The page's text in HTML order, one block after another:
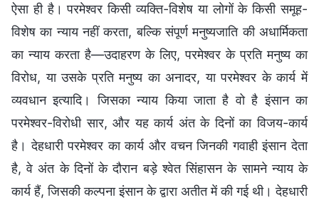
ऐसा ही है। परमेश्वर किसी व्यक्ति-विशेष या लोगों के किसी समूह-
विशेष का न्याय नहीं करता, बल्कि संपूर्ण मनुष्यजाति की अधार्मिकता
का न्याय करता है—उदाहरण के लिए, परमेश्वर के प्रति मनुष्य का
विरोध, या उसके प्रति मनुष्य का अनादर, या परमेश्वर के कार्य में
व्यवधान इत्यादि। जिसका न्याय किया जाता है वो है इंसान का
परमेश्वर-विरोधी सार, और यह कार्य अंत के दिनों का विजय-कार्य
है। देहधारी परमेश्वर का कार्य और वचन जिनकी गवाही इंसान देता
है, वे अंत के दिनों के दौरान बड़े श्वेत सिंहासन के सामने न्याय के
कार्य हैं, जिसकी कल्पना इंसान के द्वारा अतीत में की गई थी। देहधारी